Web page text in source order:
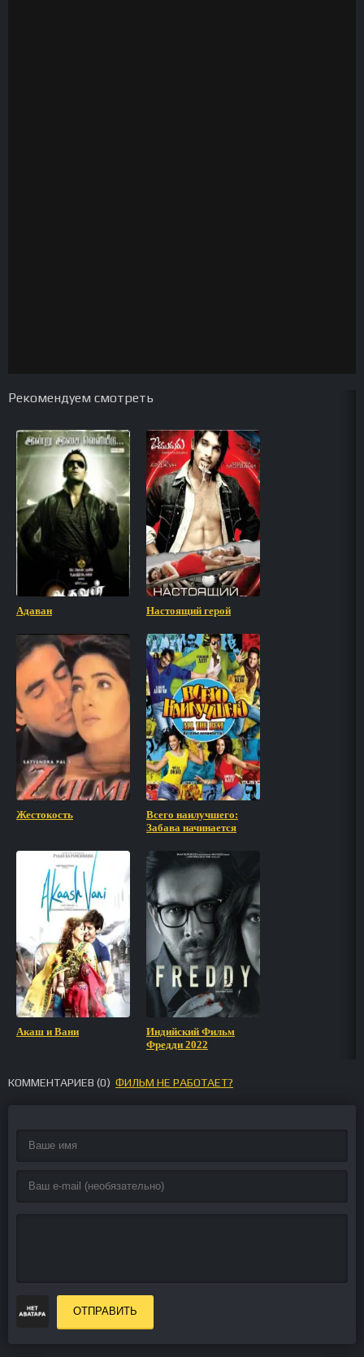
Рекомендуем смотреть
Адаван Настоящий герой
Жестокость
Всего наилучшего:
Забава начинается
Акаш и Вани
Индийский Фильм
Фредди 2022
КОММЕНТАРИЕВ (0) ФИЛЬМ НЕ РАБОТАЕТ?
ОТПРАВИТЬ